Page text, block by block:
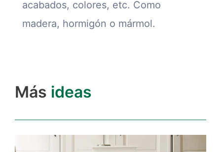
acabados, colores, etc. Como
madera, hormigón o mármol.
Más ideas